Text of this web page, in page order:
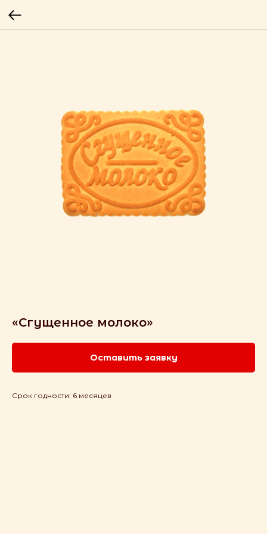
«Сгущенное молоко»
Оставить заявку
Срок годности: 6 месяцев